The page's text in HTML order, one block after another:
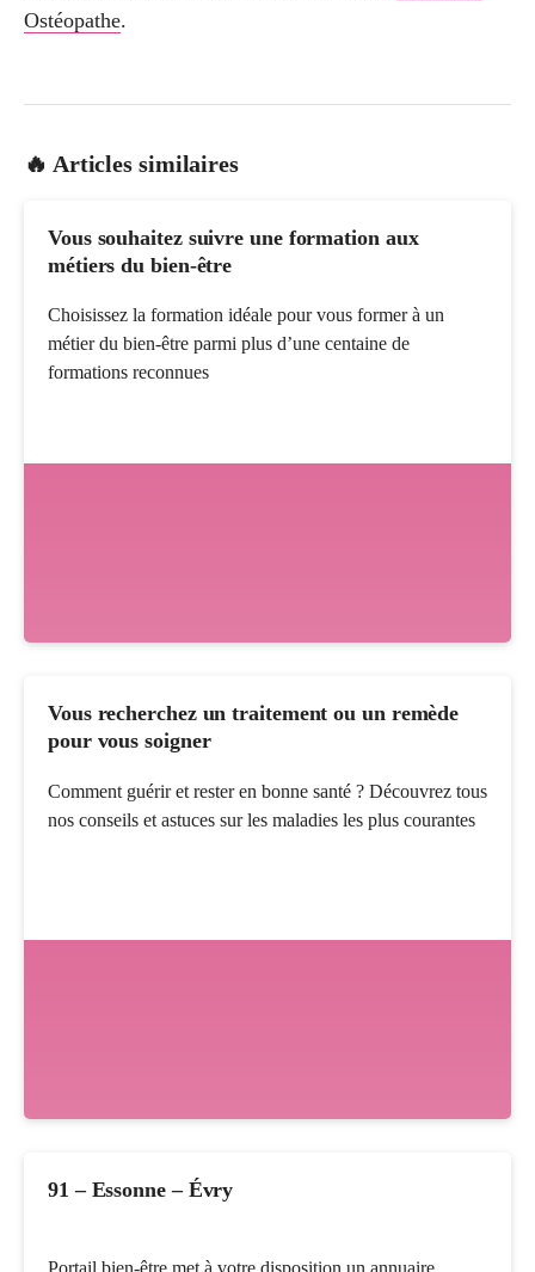
Ostéopathe.
🔥 Articles similaires
Vous souhaitez suivre une formation aux
métiers du bien-être
Choisissez la formation idéale pour vous former à un
métier du bien-être parmi plus d’une centaine de
formations reconnues
Vous recherchez un traitement ou un remède
pour vous soigner
Comment guérir et rester en bonne santé ? Découvrez tous
nos conseils et astuces sur les maladies les plus courantes
91 – Essonne – Évry
Portail bien-être met à votre disposition un annuaire